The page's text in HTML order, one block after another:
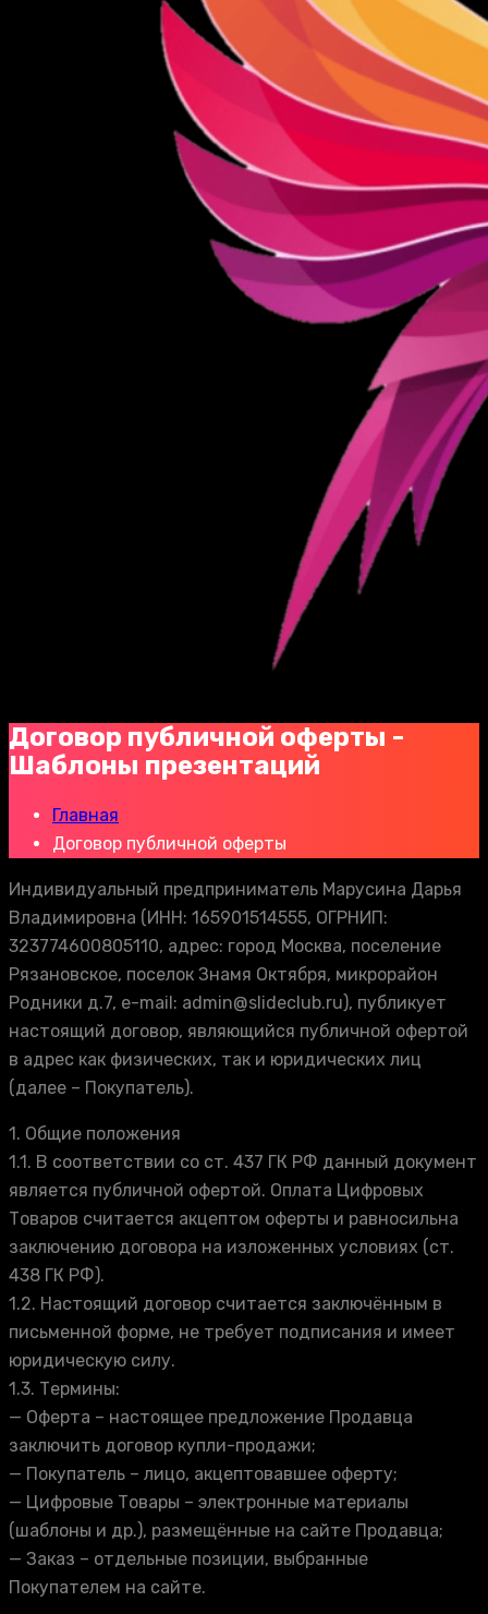
Договор публичной оферты -
Шаблоны презентаций
Главная
Договор публичной оферты
Индивидуальный предприниматель Марусина Дарья
Владимировна (ИНН: 165901514555, ОГРНИП:
323774600805110, адрес: город Москва, поселение
Рязановское, поселок Знамя Октября, микрорайон
Родники д.7, e-mail: admin@slideclub.ru), публикует
настоящий договор, являющийся публичной офертой
в адрес как физических, так и юридических лиц
(далее – Покупатель).
1. Общие положения
1.1. В соответствии со ст. 437 ГК РФ данный документ
является публичной офертой. Оплата Цифровых
Товаров считается акцептом оферты и равносильна
заключению договора на изложенных условиях (ст.
438 ГК РФ).
1.2. Настоящий договор считается заключённым в
письменной форме, не требует подписания и имеет
юридическую силу.
1.3. Термины:
— Оферта – настоящее предложение Продавца
заключить договор купли-продажи;
— Покупатель – лицо, акцептовавшее оферту;
— Цифровые Товары – электронные материалы
(шаблоны и др.), размещённые на сайте Продавца;
— Заказ – отдельные позиции, выбранные
Покупателем на сайте.